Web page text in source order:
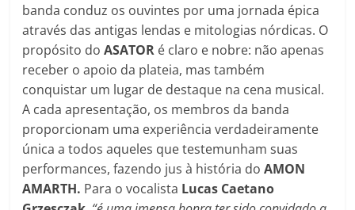
banda conduz os ouvintes por uma jornada épica
através das antigas lendas e mitologias nórdicas. O
propósito doASATOR é claro e nobre: não apenas
receber o apoio da plateia, mas também
conquistar um lugar de destaque na cena musical.
A cada apresentação, os membros da banda
proporcionam uma experiência verdadeiramente
única a todos aqueles que testemunham suas
performances, fazendo jus à história doAMON
AMARTH. Para o vocalista Lucas Caetano